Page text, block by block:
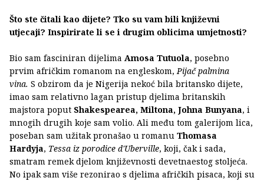
Što ste čitali kao dijete? Tko su vam bili književni
utjecaji? Inspirirate li se i drugim oblicima umjetnosti?
Bio sam fasciniran dijelima Amosa Tutuola, posebno
prvim afričkim romanom na engleskom,Pijač palmina
vina. S obzirom da je Nigerija nekoć bila britansko dijete,
imao sam relativno lagan pristup djelima britanskih
majstora poput Shakespearea, Miltona, Johna Bunyana, i
mnogih drugih koje sam volio. Ali među tom galerijom lica,
poseban sam užitak pronašao u romanu Thomasa
Hardyja, Tessa iz porodice d'Uberville, koji, čak i sada,
smatram remek djelom književnosti devetnaestog stoljeća.
No ipak sam više rezonirao s djelima afričkih pisaca, koji su